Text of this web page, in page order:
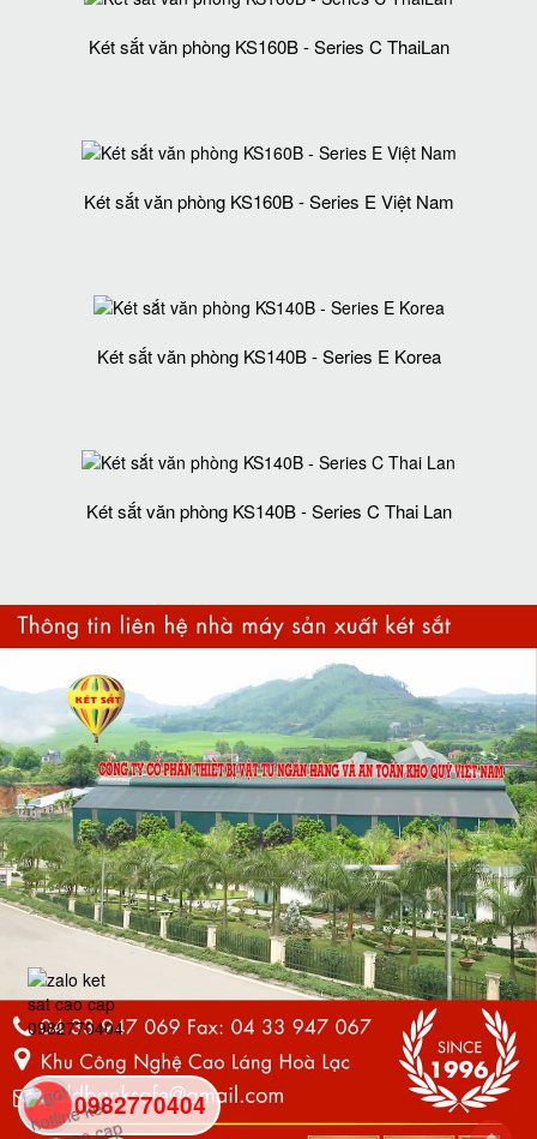
Két sắt văn phòng KS160B - Series C ThaiLan
Két sắt văn phòng KS160B - Series E Việt Nam
Két sắt văn phòng KS140B - Series E Korea
Két sắt văn phòng KS140B - Series C Thai Lan
0982770404